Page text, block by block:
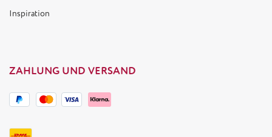
Inspiration
ZAHLUNG UND VERSAND